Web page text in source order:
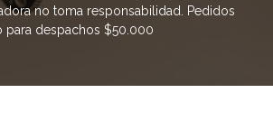
no toma responsabilidad. Pedidos
para despachos $50.000